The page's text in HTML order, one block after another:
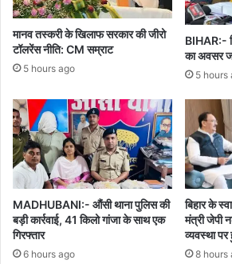
मानव तस्करी के खिलाफ सरकार की जीरो
टॉलरेंस नीति: CM सम्राट
5 hours ago
BIHAR:-
का अवसर
5 hours
MADHUBANI:- औंसी थाना पुलिस की
बड़ी कार्रवाई, 41 किलो गांजा के साथ एक
गिरफ्तार
6 hours ago
बिहार के
मंत्री जेपी
व्यवस्था पर
8 hours